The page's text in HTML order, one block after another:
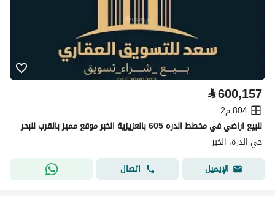
⃁600,157
804 م2
للبيع اراضي في مخطط الدره 605 بالعزيزية الخبر موقع مميز بالقرب للبحر
حي الدرة، الخبر
الإيميل
اتصال